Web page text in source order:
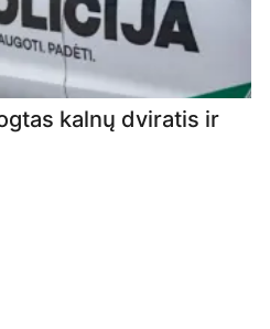
kalnų dviratis ir